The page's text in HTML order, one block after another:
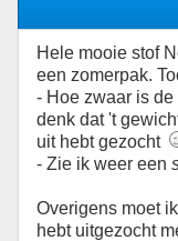
Hele mooie stof
een zomerpak.
- Hoe zwaar is
denk dat 't
uit hebt gezocht
- Zie ik weer een
Overigens moet
hebt uitgezocht